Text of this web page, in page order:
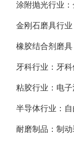
涂附抛光行业
金刚石磨具行
橡胶结合剂磨
牙科行业：牙
粘胶行业：电
半导体行业：
耐磨制品：制